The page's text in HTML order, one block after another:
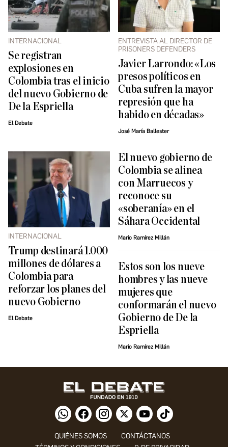
INTERNACIONAL
Se registran
explosiones en
Colombia tras el inicio
del nuevo Gobierno de
De la Espriella
El Debate
ENTREVISTA AL DIRECTOR DE
PRISONERS DEFENDERS
Javier Larrondo: «Los
presos políticos en
Cuba sufren la mayor
represión que ha
habido en décadas»
José María Ballester
INTERNACIONAL
Trump destinará 1.000
millones de dólares a
Colombia para
reforzar los planes del
nuevo Gobierno
El Debate
El nuevo gobierno de
Colombia se alinea
con Marruecos y
reconoce su
«soberanía» en el
Sáhara Occidental
Mario Ramírez Millán
Estos son los nueve
hombres y las nueve
mujeres que
conformarán el nuevo
Gobierno de De la
Espriella
Mario Ramírez Millán
QUIÉNES SOMOS
CONTÁCTANOS